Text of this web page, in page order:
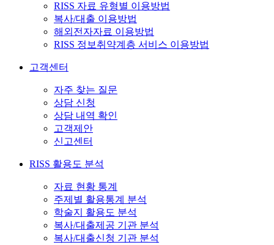
RISS 자료 유형별 이용방법
복사/대출 이용방법
해외전자자료 이용방법
RISS 정보취약계층 서비스 이용방법
고객센터
자주 찾는 질문
상담 신청
상담 내역 확인
고객제안
신고센터
RISS 활용도 분석
자료 현황 통계
주제별 활용통계 분석
학술지 활용도 분석
복사/대출제공 기관 분석
복사/대출신청 기관 분석